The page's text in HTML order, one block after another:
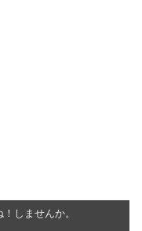
しませんか。